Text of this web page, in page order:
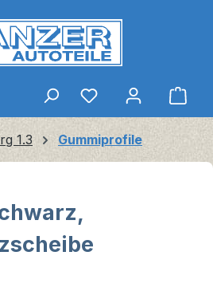
1.3 Gummiprofile